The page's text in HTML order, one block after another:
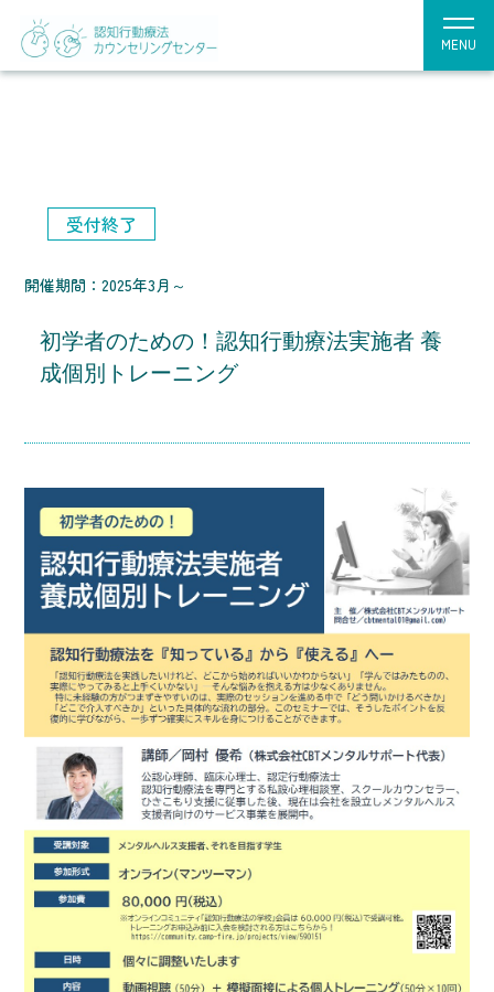
MENU
受付終了
開催期間：2025年3月～
初学者のための！認知行動療法実施者 養
成個別トレーニング